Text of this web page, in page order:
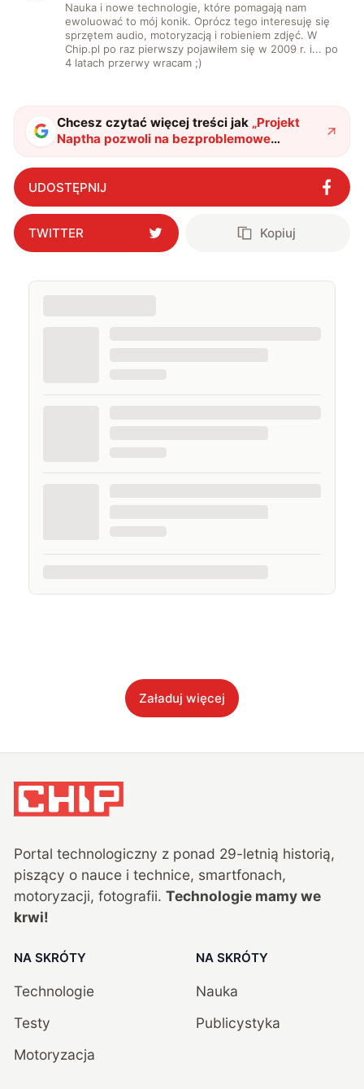
Nauka i nowe technologie, które pomagają nam
ewoluować to mój konik. Oprócz tego interesuję się
sprzętem audio, motoryzacją i robieniem zdjęć. W
Chip.pl po raz pierwszy pojawiłem się w 2009 r. i... po
4 latach przerwy wracam ;)
Chcesz czytać więcej treści jak „Projekt
Naptha pozwoli na bezproblemowe
kopiowanie tekstu z… obrazków!"?
UDOSTĘPNIJ
TWITTER Kopiuj
Załaduj więcej
Portal technologiczny z ponad 29-letnią historią,
piszący o nauce i technice, smartfonach,
motoryzacji, fotografii. Technologie mamy we
krwi!
NA SKRÓTY
Technologie
Testy
Motoryzacja
NA SKRÓTY
Nauka
Publicystyka